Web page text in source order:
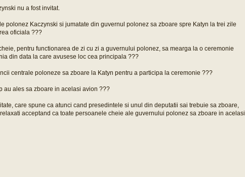
nu a fost invitat.
polonez Kaczynski si jumatate din guvernul polonez sa zboare spre Katyn la trei zile
oficiala ???
pentru functionarea de zi cu zi a guvernului polonez, sa mearga la o ceremonie
din data la care avusese loc cea principala ???
centrale poloneze sa zboare la Katyn pentru a participa la ceremonie ???
au ales sa zboare in acelasi avion ???
care spune ca atunci cand presedintele si unul din deputatii sai trebuie sa zboare,
acceptand ca toate persoanele cheie ale guvernului polonez sa zboare in acelasi